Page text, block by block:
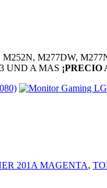
M252N, M277DW,
UND A MAS ¡PRECIO
201A MAGENTA,